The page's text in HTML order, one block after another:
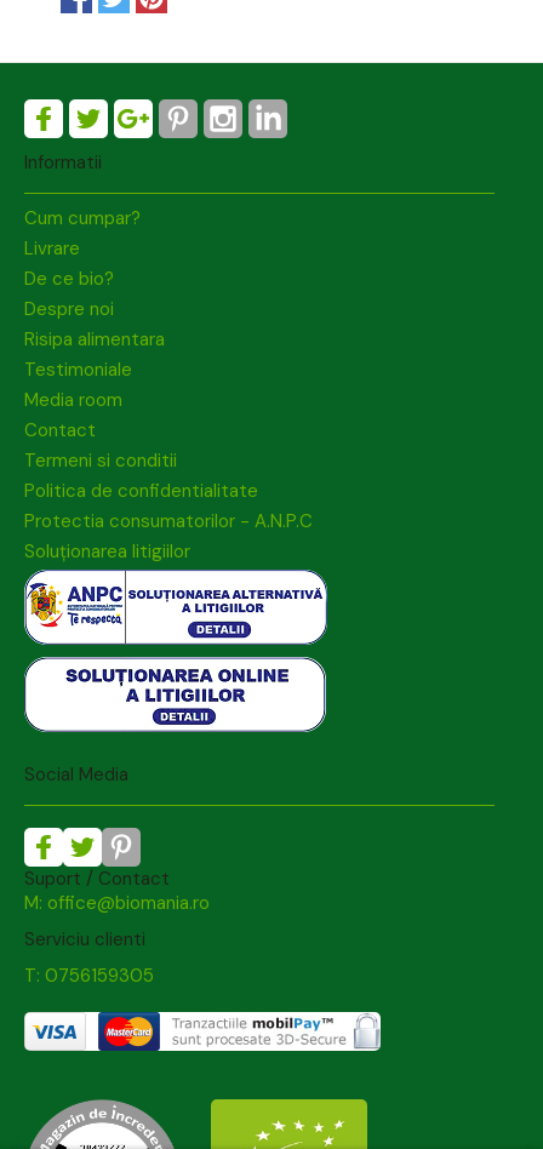
Informatii
Cum cumpar?
Livrare
De ce bio?
Despre noi
Risipa alimentara
Testimoniale
Media room
Contact
Termeni si conditii
Politica de confidentialitate
Protectia consumatorilor - A.N.P.C
Soluționarea litigiilor
Social Media
Suport / Contact
M: office@biomania.ro
Serviciu clienti
T: 0756159305